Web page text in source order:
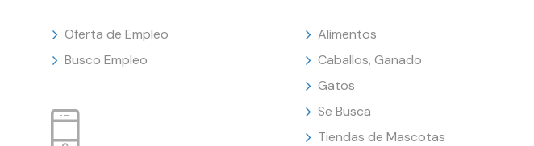
Oferta de Empleo
Busco Empleo
Alimentos
Caballos, Ganado
Gatos
Se Busca
Tiendas de Mascotas